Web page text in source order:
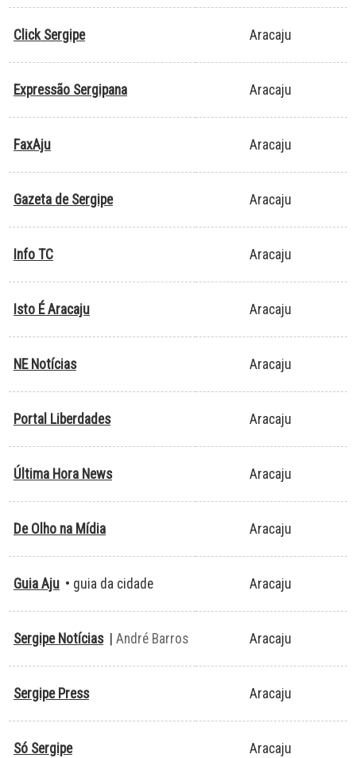
Click Sergipe Aracaju
Expressão Sergipana Aracaju
FaxAju Aracaju
Gazeta de Sergipe Aracaju
Info TC Aracaju
Isto É Aracaju Aracaju
NE Notícias Aracaju
Portal Liberdades Aracaju
Última Hora News Aracaju
De Olho na Mídia Aracaju
Guia Aju • guia da cidade Aracaju
Sergipe Notícias André Barros Aracaju
Sergipe Press Aracaju
Só Sergipe Aracaju